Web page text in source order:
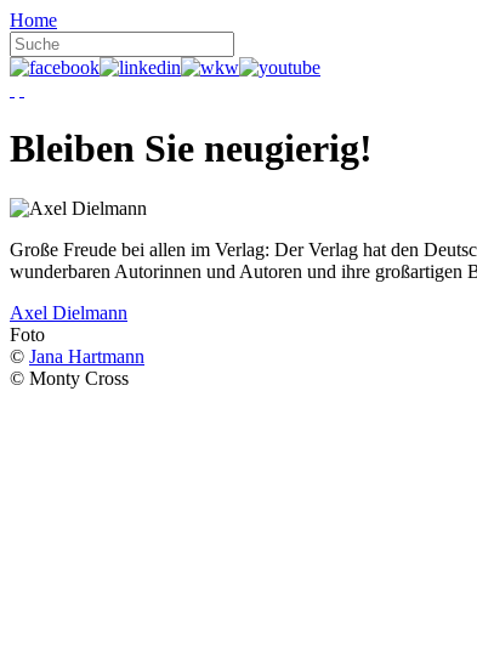
Home
Bleiben Sie neugierig!
Große Freude bei allen im Verlag: Der Verlag hat den
wunderbaren Autorinnen und Autoren und ihre
Axel Dielmann
Foto
© Jana Hartmann
© Monty Cross